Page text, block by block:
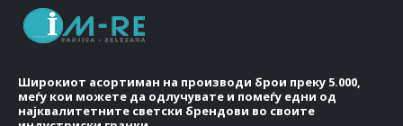
Широкиот асортиман на производи брои преку 5.000,
меѓу кои можете да одлучувате и помеѓу едни од
најквалитетните светски брендови во своите